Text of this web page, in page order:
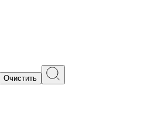
Очистить